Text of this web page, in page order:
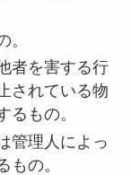
者を害する行
されている物
るもの。
管理人によっ
もの。